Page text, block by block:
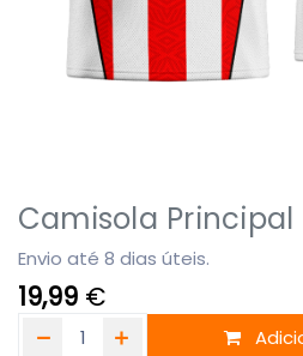
Camisola Principal
Envio até 8 dias úteis.
19,99 €